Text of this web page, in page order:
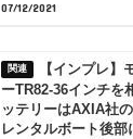
07/12/2021
【インプレ】
ーTR82-36インチを
ッテリーはAXIA社
レンタルボート後部